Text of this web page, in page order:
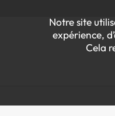
Notre site
expérience,
Cela